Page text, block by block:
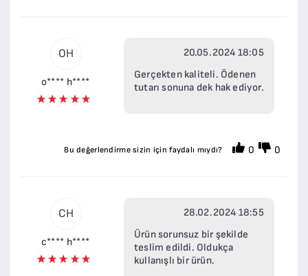
OH
o**** h****
20.05.2024 18:05
Gerçekten kaliteli. Ödenen
tutarı sonuna dek hak ediyor.
Bu değerlendirme sizin için faydalı mıydı? 0 0
CH
c**** h****
28.02.2024 18:55
Ürün sorunsuz bir şekilde
teslim edildi. Oldukça
kullanışlı bir ürün.